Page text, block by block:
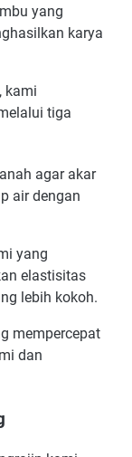
yang
karya
kami
tiga
agar akar
air dengan
yang
elastisitas
lebih kokoh.
mempercepat
dan